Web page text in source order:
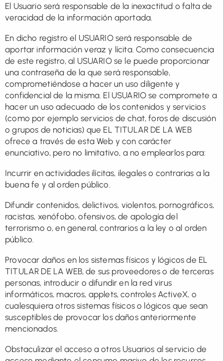
El Usuario será responsable de la inexactitud o falta de
veracidad de la información aportada.
En dicho registro el USUARIO será responsable de
aportar información veraz y lícita. Como consecuencia
de este registro, al USUARIO se le puede proporcionar
una contraseña de la que será responsable,
comprometiéndose a hacer un uso diligente y
confidencial de la misma. El USUARIO se compromete a
hacer un uso adecuado de los contenidos y servicios
(como por ejemplo servicios de chat, foros de discusión
o grupos de noticias) que EL TITULAR DE LA WEB
ofrece a través de esta Web y con carácter
enunciativo, pero no limitativo, a no emplearlos para:
Incurrir en actividades ilícitas, ilegales o contrarias a la
buena fe y al orden público.
Difundir contenidos, delictivos, violentos, pornográficos,
racistas, xenófobo, ofensivos, de apología del
terrorismo o, en general, contrarios a la ley o al orden
público.
Provocar daños en los sistemas físicos y lógicos de EL
TITULAR DE LA WEB, de sus proveedores o de terceras
personas, introducir o difundir en la red virus
informáticos, macros, applets, controles ActiveX, o
cualesquiera otros sistemas físicos o lógicos que sean
susceptibles de provocar los daños anteriormente
mencionados.
Obstaculizar el acceso a otros Usuarios al servicio de